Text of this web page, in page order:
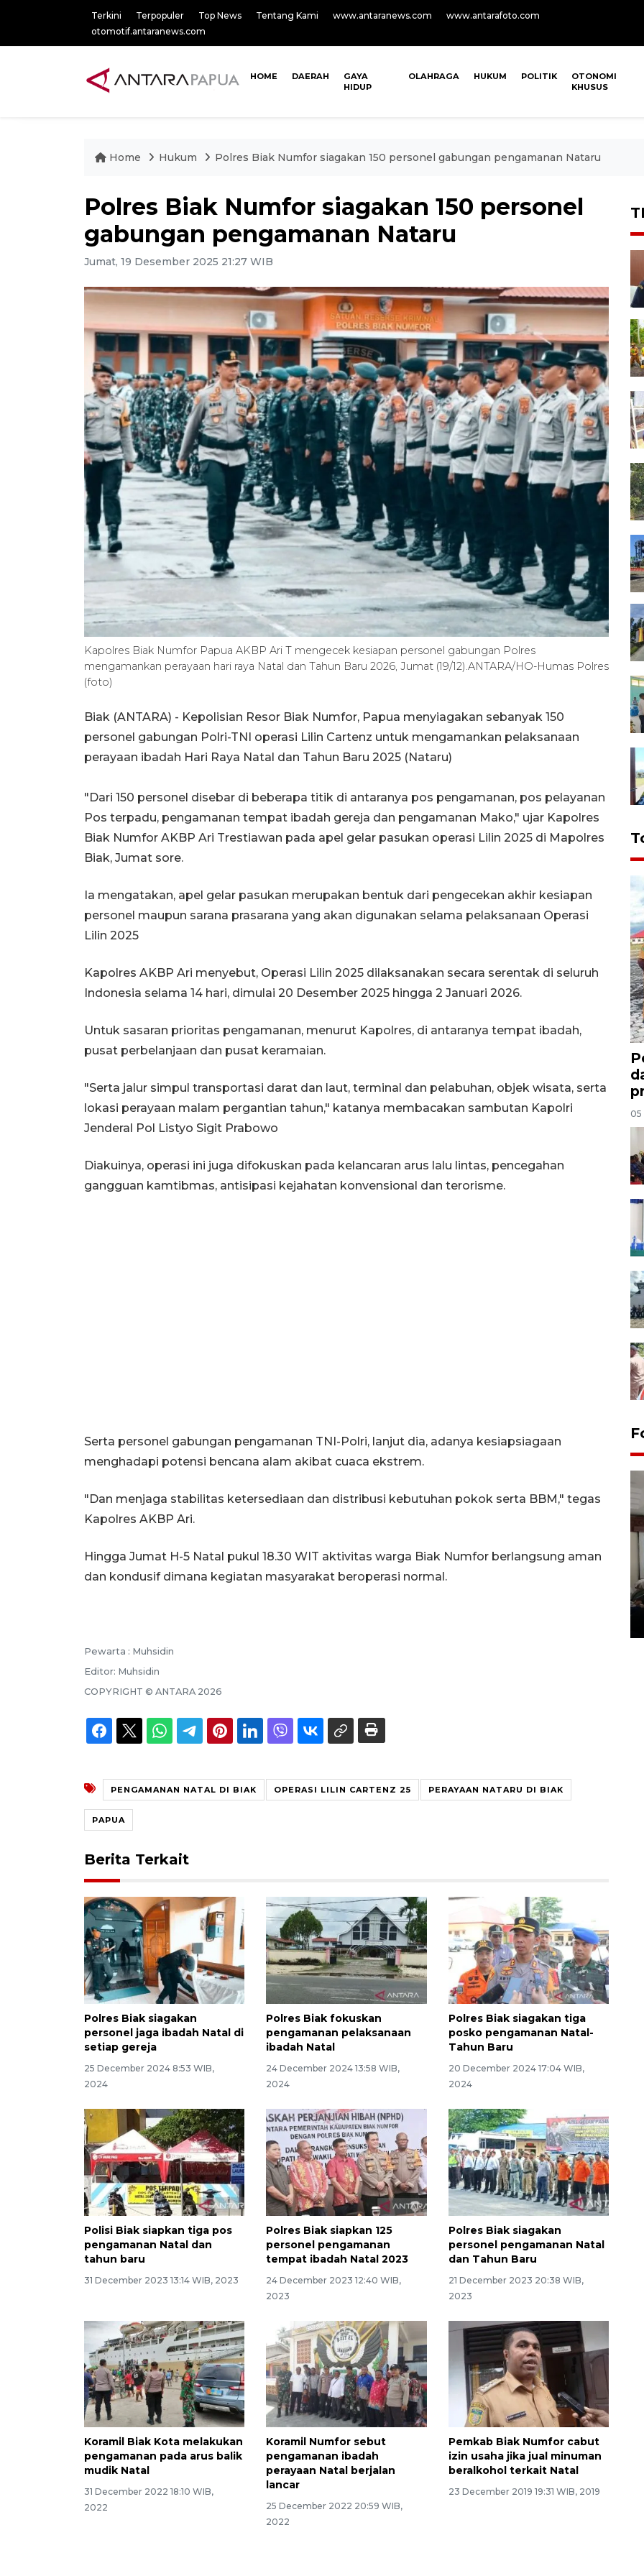
Terkini Terpopuler Top News Tentang Kami www.antaranews.com
www.antarafoto.com
otomotif.antaranews.com
HOME DAERAH
GAYA
HIDUP
OLAHRAGA HUKUM POLITIK
OTONOMI
KHUSUS
Home Hukum Polres Biak Numfor siagakan 150 personel gabungan pengamanan Nataru
Polres Biak Numfor siagakan 150 personel
gabungan pengamanan Nataru
Jumat, 19 Desember 2025 21:27 WIB
Kapolres Biak Numfor Papua AKBP Ari T mengecek kesiapan personel gabungan Polres
mengamankan perayaan hari raya Natal dan Tahun Baru 2026, Jumat (19/12).ANTARA/HO-Humas Polres
(foto)
Biak (ANTARA) - Kepolisian Resor Biak Numfor, Papua menyiagakan sebanyak 150
personel gabungan Polri-TNI operasi Lilin Cartenz untuk mengamankan pelaksanaan
perayaan ibadah Hari Raya Natal dan Tahun Baru 2025 (Nataru)
"Dari 150 personel disebar di beberapa titik di antaranya pos pengamanan, pos pelayanan
Pos terpadu, pengamanan tempat ibadah gereja dan pengamanan Mako," ujar Kapolres
Biak Numfor AKBP Ari Trestiawan pada apel gelar pasukan operasi Lilin 2025 di Mapolres
Biak, Jumat sore.
Ia mengatakan, apel gelar pasukan merupakan bentuk dari pengecekan akhir kesiapan
personel maupun sarana prasarana yang akan digunakan selama pelaksanaan Operasi
Lilin 2025
Kapolres AKBP Ari menyebut, Operasi Lilin 2025 dilaksanakan secara serentak di seluruh
Indonesia selama 14 hari, dimulai 20 Desember 2025 hingga 2 Januari 2026.
Untuk sasaran prioritas pengamanan, menurut Kapolres, di antaranya tempat ibadah,
pusat perbelanjaan dan pusat keramaian.
"Serta jalur simpul transportasi darat dan laut, terminal dan pelabuhan, objek wisata, serta
lokasi perayaan malam pergantian tahun," katanya membacakan sambutan Kapolri
Jenderal Pol Listyo Sigit Prabowo
Diakuinya, operasi ini juga difokuskan pada kelancaran arus lalu lintas, pencegahan
gangguan kamtibmas, antisipasi kejahatan konvensional dan terorisme.
Serta personel gabungan pengamanan TNI-Polri, lanjut dia, adanya kesiapsiagaan
menghadapi potensi bencana alam akibat cuaca ekstrem.
"Dan menjaga stabilitas ketersediaan dan distribusi kebutuhan pokok serta BBM," tegas
Kapolres AKBP Ari.
Hingga Jumat H-5 Natal pukul 18.30 WIT aktivitas warga Biak Numfor berlangsung aman
dan kondusif dimana kegiatan masyarakat beroperasi normal.
Pewarta : Muhsidin
Editor: Muhsidin
COPYRIGHT © ANTARA 2026
PENGAMANAN NATAL DI BIAK OPERASI LILIN CARTENZ 25 PERAYAAN NATARU DI BIAK
PAPUA
Berita Terkait
Polres Biak siagakan
personel jaga ibadah Natal di
setiap gereja
25 December 2024 8:53 WIB,
2024
Polres Biak fokuskan
pengamanan pelaksanaan
ibadah Natal
24 December 2024 13:58 WIB,
2024
Polres Biak siagakan tiga
posko pengamanan Natal-
Tahun Baru
20 December 2024 17:04 WIB,
2024
Polisi Biak siapkan tiga pos
pengamanan Natal dan
tahun baru
31 December 2023 13:14 WIB, 2023
Polres Biak siapkan 125
personel pengamanan
tempat ibadah Natal 2023
24 December 2023 12:40 WIB,
2023
Polres Biak siagakan
personel pengamanan Natal
dan Tahun Baru
21 December 2023 20:38 WIB,
2023
Koramil Biak Kota melakukan
pengamanan pada arus balik
mudik Natal
31 December 2022 18:10 WIB,
2022
Koramil Numfor sebut
pengamanan ibadah
perayaan Natal berjalan
lancar
25 December 2022 20:59 WIB,
2022
Pemkab Biak Numfor cabut
izin usaha jika jual minuman
beralkohol terkait Natal
23 December 2019 19:31 WIB, 2019
05
Antara Biro Papua
bersilahturahmi dengan